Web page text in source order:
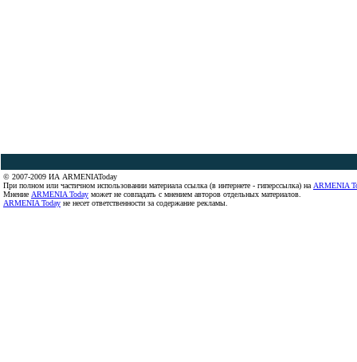
© 2007-2009 ИА ARMENIAToday
При полном или частичном использовании материала ссылка (в интернете - гиперссылка) на ARMENIA
Мнение ARMENIA Today может не совпадать с мнением авторов отдельных материалов.
ARMENIA Today не несет ответственности за содержание рекламы.